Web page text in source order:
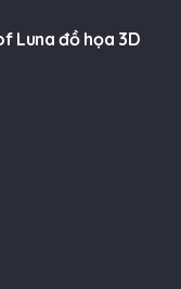
Luna đồ họa 3D